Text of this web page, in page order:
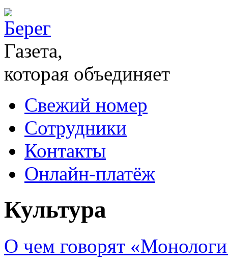
Газета,
которая объединяет
Свежий номер
Сотрудники
Контакты
Онлайн-платёж
Культура
О чем говорят